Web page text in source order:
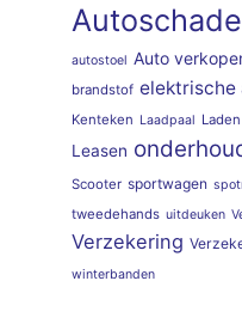
Autoschade
autostoel Auto
brandstof elektrische
Kenteken Laadpaal Laden
Leasen
Scooter sportwagen
tweedehands uitdeuken
Verzekering
winterbanden